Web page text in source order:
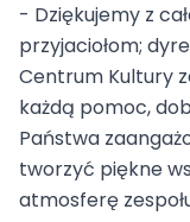
- Dziękujemy z
przyjaciołom;
Centrum Kultury
każdą pomoc,
Państwa
tworzyć piękne
atmosferę